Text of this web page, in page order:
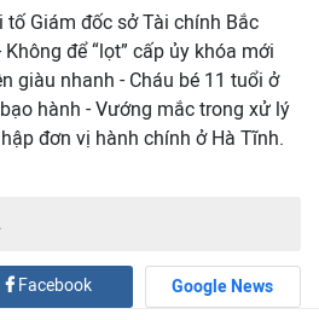
tố Giám đốc sở Tài chính Bắc
để “lọt” cấp ủy khóa mới
giàu nhanh - Cháu bé 11 tuổi ở
hành - Vướng mắc trong xử lý
đơn vị hành chính ở Hà Tĩnh.
Facebook Google News